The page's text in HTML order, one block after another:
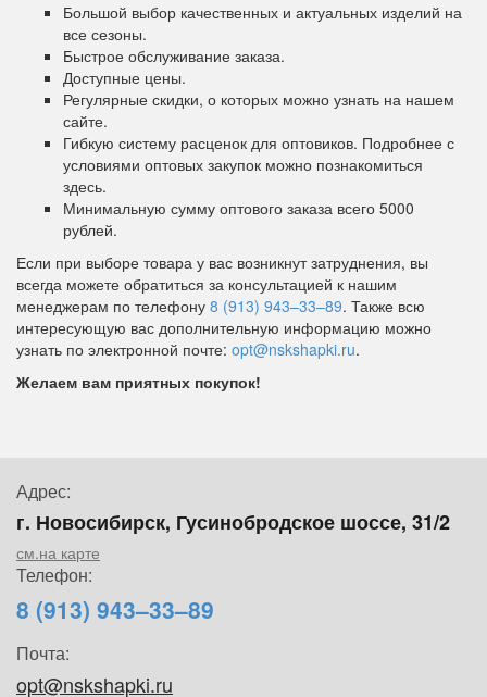
Большой выбор качественных и актуальных изделий на
все сезоны.
Быстрое обслуживание заказа.
Доступные цены.
Регулярные скидки, о которых можно узнать на нашем
сайте.
Гибкую систему расценок для оптовиков. Подробнее с
условиями оптовых закупок можно познакомиться
здесь.
Минимальную сумму оптового заказа всего 5000
рублей.
Если при выборе товара у вас возникнут затруднения, вы
всегда можете обратиться за консультацией к нашим
менеджерам по телефону 8 (913) 943–33–89. Также всю
интересующую вас дополнительную информацию можно
узнать по электронной почте: opt@nskshapki.ru.
Желаем вам приятных покупок!
Адрес:
г. Новосибирск, Гусинобродское шоссе, 31/2
см.на карте
Телефон:
8 (913) 943–33–89
Почта:
opt@nskshapki.ru